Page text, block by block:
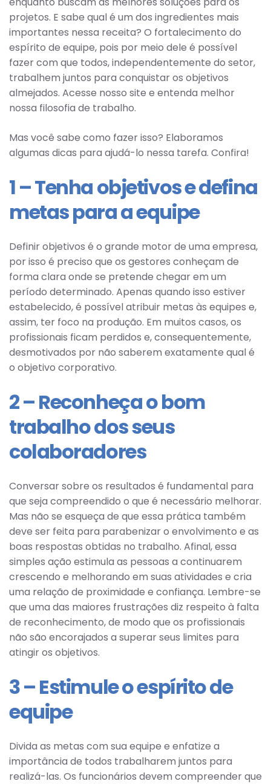
projetos. E sabe qual é um dos ingredientes mais
importantes nessa receita? O fortalecimento do
espírito de equipe, pois por meio dele é possível
fazer com que todos, independentemente do setor,
trabalhem juntos para conquistar os objetivos
almejados. Acesse nosso site e entenda melhor
nossa filosofia de trabalho.
Mas você sabe como fazer isso? Elaboramos
algumas dicas para ajudá-lo nessa tarefa. Confira!
1 – Tenha objetivos e defina
metas para a equipe
Definir objetivos é o grande motor de uma empresa,
por isso é preciso que os gestores conheçam de
forma clara onde se pretende chegar em um
período determinado. Apenas quando isso estiver
estabelecido, é possível atribuir metas às equipes e,
assim, ter foco na produção. Em muitos casos, os
profissionais ficam perdidos e, consequentemente,
desmotivados por não saberem exatamente qual é
o objetivo corporativo.
2 – Reconheça o bom
trabalho dos seus
colaboradores
Conversar sobre os resultados é fundamental para
que seja compreendido o que é necessário melhorar.
Mas não se esqueça de que essa prática também
deve ser feita para parabenizar o envolvimento e as
boas respostas obtidas no trabalho. Afinal, essa
simples ação estimula as pessoas a continuarem
crescendo e melhorando em suas atividades e cria
uma relação de proximidade e confiança. Lembre-se
que uma das maiores frustrações diz respeito à falta
de reconhecimento, de modo que os profissionais
não são encorajados a superar seus limites para
atingir os objetivos.
3 – Estimule o espírito de
equipe
Divida as metas com sua equipe e enfatize a
importância de todos trabalharem juntos para
realizá-las. Os funcionários devem compreender que